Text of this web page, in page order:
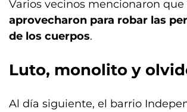
Varios vecinos mencionaron que
aprovecharon para robar las
de los cuerpos.
Luto, monolito y
Al día siguiente, el barrio